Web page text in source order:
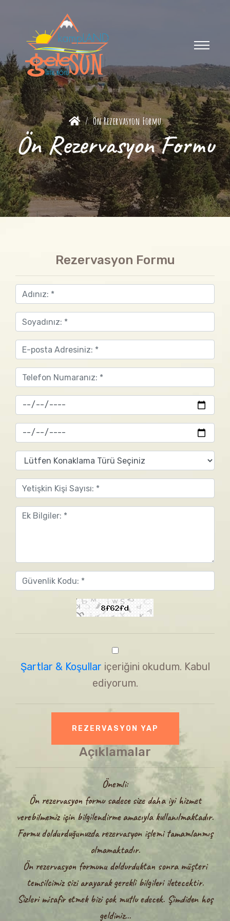
Ön Rezervasyon Formu
Ön Rezervasyon Formu
Rezervasyon Formu
Şartlar & Koşullar içeriğini okudum. Kabul
ediyorum.
Açıklamalar
Önemli:
Ön rezervasyon formu sadece size daha iyi hizmet
verebilmemiz için bilgilendirme amacıyla kullanılmaktadır.
Formu doldurduğunuzda rezervasyon işlemi tamamlanmış
olmamaktadır.
Ön rezervasyon formunu doldurduktan sonra müşteri
temsilcimiz sizi arayarak gerekli bilgileri iletecektir.
Sizleri misafir etmek bizi çok mutlu edecek. Şimdiden hoş
geldiniz...